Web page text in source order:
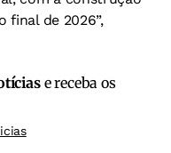
final de 2026”,
e receba os